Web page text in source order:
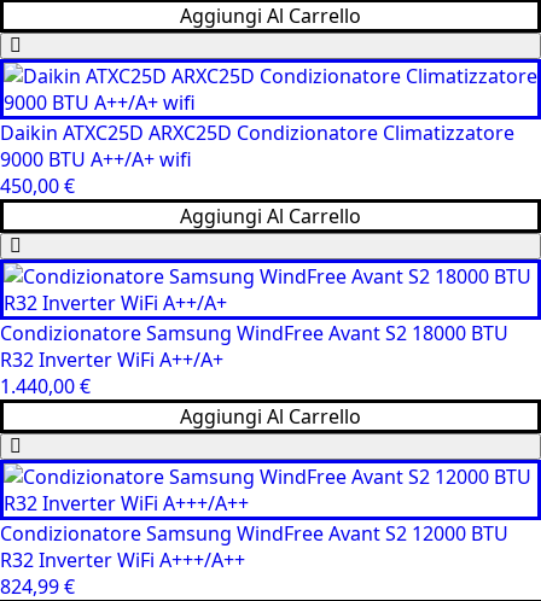
Aggiungi Al Carrello
Daikin ATXC25D ARXC25D Condizionatore Climatizzatore
9000 BTU A++/A+ wifi
450,00€
Aggiungi Al Carrello
Condizionatore Samsung WindFree Avant S2 18000 BTU
R32 Inverter WiFi A++/A+
1.440,00€
Aggiungi Al Carrello
Condizionatore Samsung WindFree Avant S2 12000 BTU
R32 Inverter WiFi A+++/A++
824,99€